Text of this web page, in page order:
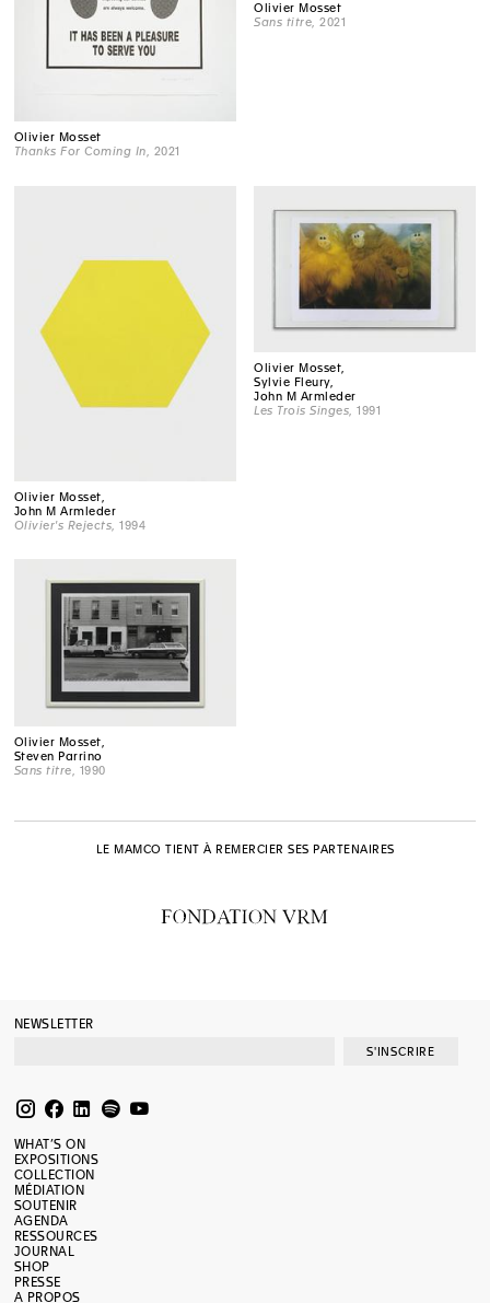
Olivier Mosset
Thanks For Coming In, 2021
Olivier Mosset
Sans titre , 2021
Olivier Mosset,
John M Armleder
Olivier's Rejects , 1994
Olivier Mosset,
Sylvie Fleury,
John M Armleder
Les Trois Singes , 1991
Olivier Mosset,
Steven Parrino
Sans titre , 1990
LE MAMCO TIENT À REMERCIER SES PARTENAIRES
NEWSLETTER
S'INSCRIRE
WHAT’S ON
EXPOSITIONS
COLLECTION
MÉDIATION
SOUTENIR
AGENDA
RESSOURCES
JOURNAL
SHOP
PRESSE
A PROPOS